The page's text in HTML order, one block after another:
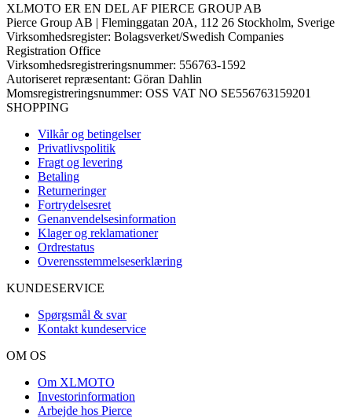
XLMOTO ER EN DEL AF PIERCE GROUP AB
Pierce Group AB | Fleminggatan 20A, 112 26 Stockholm, Sverige
Virksomhedsregister: Bolagsverket/Swedish Companies
Registration Office
Virksomhedsregistreringsnummer: 556763-1592
Autoriseret repræsentant: Göran Dahlin
Momsregistreringsnummer: OSS VAT NO SE556763159201
SHOPPING
Vilkår og betingelser
Privatlivspolitik
Fragt og levering
Betaling
Returneringer
Fortrydelsesret
Genanvendelsesinformation
Klager og reklamationer
Ordrestatus
Overensstemmelseserklæring
KUNDESERVICE
Spørgsmål & svar
Kontakt kundeservice
OM OS
Om XLMOTO
Investorinformation
Arbejde hos Pierce